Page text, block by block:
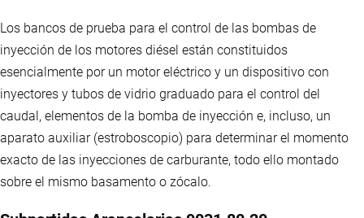
Los bancos de prueba para el control de las bombas de
inyección de los motores diésel están constituidos
esencialmente por un motor eléctrico y un dispositivo con
inyectores y tubos de vidrio graduado para el control del
caudal, elementos de la bomba de inyección e, incluso, un
aparato auxiliar (estroboscopio) para determinar el momento
exacto de las inyecciones de carburante, todo ello montado
sobre el mismo basamento o zócalo.